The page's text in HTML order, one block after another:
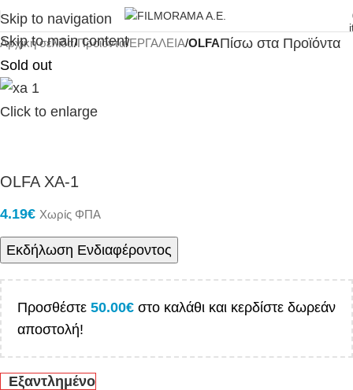
Skip to navigation
Skip to main content
Αρχική σελίδα Προϊόντα ΕΡΓΑΛΕΙΑ OLFAΠίσω στα Προϊόντα
Sold out
Click to enlarge
OLFA XA-1
4.19€ Χωρίς ΦΠΑ
Εκδήλωση Ενδιαφέροντος
Προσθέστε 50.00€ στο καλάθι και κερδίστε δωρεάν
αποστολή!
Εξαντλημένο